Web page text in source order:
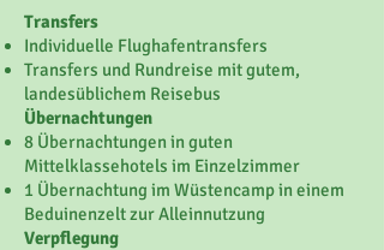
Transfers
Individuelle Flughafentransfers
Transfers und Rundreise mit gutem,
landesüblichem Reisebus
Übernachtungen
8 Übernachtungen in guten
Mittelklassehotels im Einzelzimmer
1 Übernachtung im Wüstencamp in einem
Beduinenzelt zur Alleinnutzung
Verpflegung